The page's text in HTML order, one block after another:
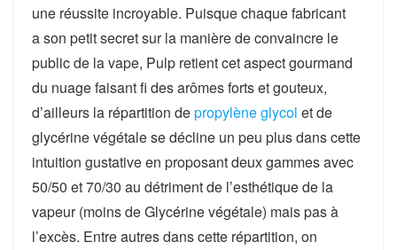
une réussite incroyable. Puisque chaque fabricant
a son petit secret sur la manière de convaincre le
public de la vape, Pulp retient cet aspect gourmand
du nuage faisant fi des arômes forts et gouteux,
d’ailleurs la répartition depropylène glycol et de
glycérine végétale se décline un peu plus dans cette
intuition gustative en proposant deux gammes avec
50/50 et 70/30 au détriment de l’esthétique de la
vapeur (moins de Glycérine végétale) mais pas à
l’excès. Entre autres dans cette répartition, on